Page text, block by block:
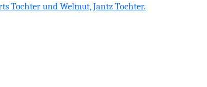
Tochter und Welmut, Jantz Tochter.